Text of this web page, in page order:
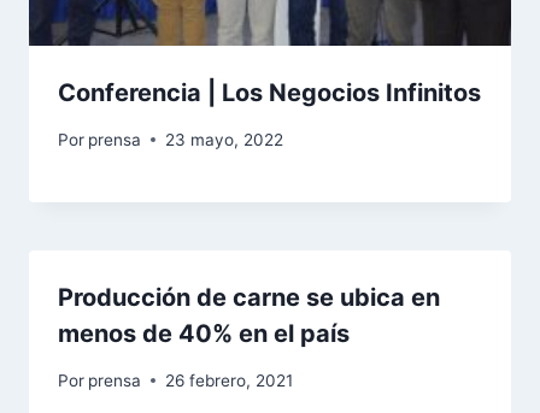
Conferencia | Los Negocios Infinitos
Por prensa 23 mayo, 2022
Producción de carne se ubica en
menos de 40% en el país
Por prensa 26 febrero, 2021